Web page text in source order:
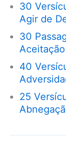
30
Agir de
30
40
25